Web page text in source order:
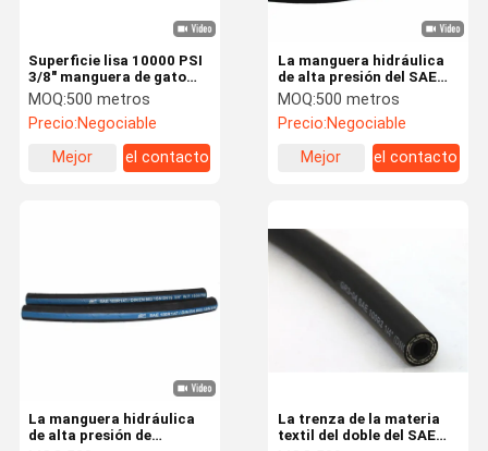
Productos
La manguera hidráulica
de alta presión del SAE
100 R1AT, ata con
alambre la manguera de
goma trenzada
MOQ:500 metros
Precio:Negociable
Mejor
el contacto
Superficie lisa 10000 PSI
3/8" manguera de gato
hydráulico para el
sistema que apoya
MOQ:500 metros
Precio:Negociable
Mejor
el contacto
La trenza de la materia
textil del doble del SAE
La manguera hidráulica
de alta presión de